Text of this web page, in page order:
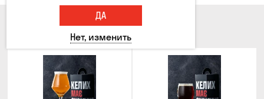
БОКАЛЫ И КРУЖКИ
ДА
Нет, изменить